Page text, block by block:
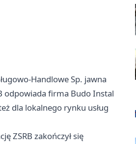
Handlowe Sp. jawna
odpowiada firma Budo Instal
dla lokalnego rynku usług
ZSRB zakończył się